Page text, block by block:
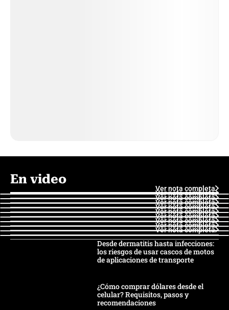
En video
Ver nota completa
Ver nota completa
Ver nota completa
Ver nota completa
Ver nota completa
Ver nota completa
Ver nota completa
Ver nota completa
Ver nota completa
Ver nota completa
Desde dermatitis hasta infecciones:
los riesgos de usar cascos de motos
de aplicaciones de transporte
¿Cómo comprar dólares desde el
celular? Requisitos, pasos y
recomendaciones